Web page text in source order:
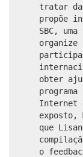
tratar da
propõe
SBC,
organize
obter
Internet
exposto,
que
o